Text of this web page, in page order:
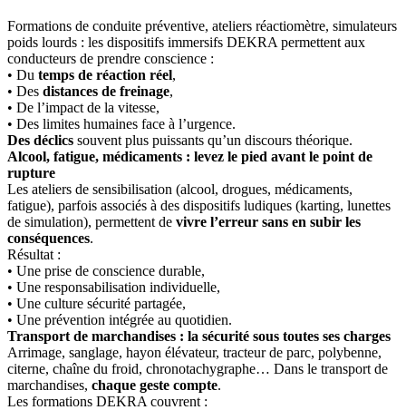
Formations de conduite préventive, ateliers réactiomètre, simulateurs
poids lourds : les dispositifs immersifs DEKRA permettent aux
conducteurs de prendre conscience :
• Du temps de réaction réel,
• Des distances de freinage,
• De l’impact de la vitesse,
• Des limites humaines face à l’urgence.
Des déclics souvent plus puissants qu’un discours théorique.
Alcool, fatigue, médicaments : levez le pied avant le point de
rupture
Les ateliers de sensibilisation (alcool, drogues, médicaments,
fatigue), parfois associés à des dispositifs ludiques (karting, lunettes
de simulation), permettent de vivre l’erreur sans en subir les
conséquences.
Résultat :
• Une prise de conscience durable,
• Une responsabilisation individuelle,
• Une culture sécurité partagée,
• Une prévention intégrée au quotidien.
Transport de marchandises : la sécurité sous toutes ses charges
Arrimage, sanglage, hayon élévateur, tracteur de parc, polybenne,
citerne, chaîne du froid, chronotachygraphe… Dans le transport de
marchandises, chaque geste compte.
Les formations DEKRA couvrent :